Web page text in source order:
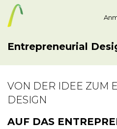
Entrepreneurial
VON DER IDEE ZUM
DESIGN
AUF DAS